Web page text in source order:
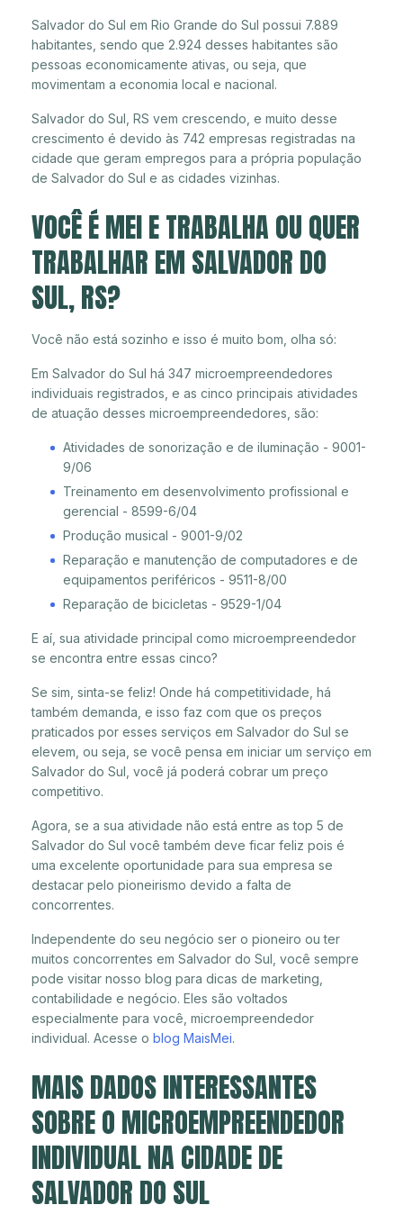
Salvador do Sul em Rio Grande do Sul possui 7.889
habitantes, sendo que 2.924 desses habitantes são
pessoas economicamente ativas, ou seja, que
movimentam a economia local e nacional.
Salvador do Sul, RS vem crescendo, e muito desse
crescimento é devido às 742 empresas registradas na
cidade que geram empregos para a própria população
de Salvador do Sul e as cidades vizinhas.
VOCÊ É MEI E TRABALHA OU QUER
TRABALHAR EM SALVADOR DO
SUL, RS?
Você não está sozinho e isso é muito bom, olha só:
Em Salvador do Sul há 347 microempreendedores
individuais registrados, e as cinco principais atividades
de atuação desses microempreendedores, são:
Atividades de sonorização e de iluminação - 9001-
9/06
Treinamento em desenvolvimento profissional e
gerencial - 8599-6/04
Produção musical - 9001-9/02
Reparação e manutenção de computadores e de
equipamentos periféricos - 9511-8/00
Reparação de bicicletas - 9529-1/04
E aí, sua atividade principal como microempreendedor
se encontra entre essas cinco?
Se sim, sinta-se feliz! Onde há competitividade, há
também demanda, e isso faz com que os preços
praticados por esses serviços em Salvador do Sul se
elevem, ou seja, se você pensa em iniciar um serviço em
Salvador do Sul, você já poderá cobrar um preço
competitivo.
Agora, se a sua atividade não está entre as top 5 de
Salvador do Sul você também deve ficar feliz pois é
uma excelente oportunidade para sua empresa se
destacar pelo pioneirismo devido a falta de
concorrentes.
Independente do seu negócio ser o pioneiro ou ter
muitos concorrentes em Salvador do Sul, você sempre
pode visitar nosso blog para dicas de marketing,
contabilidade e negócio. Eles são voltados
especialmente para você, microempreendedor
individual. Acesse o blog MaisMei.
MAIS DADOS INTERESSANTES
SOBRE O MICROEMPREENDEDOR
INDIVIDUAL NA CIDADE DE
SALVADOR DO SUL